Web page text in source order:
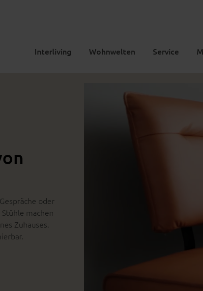
Interliving Wohnwelten Service
oder
machen
Zuhauses.